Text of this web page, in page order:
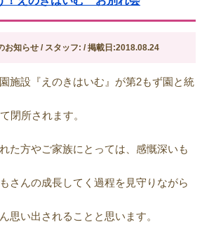
知らせ / スタッフ: / 掲載日:2018.08.24
施設『えのきはいむ』が第2もず園と統
閉所されます。
た方やご家族にとっては、感慨深いも
さんの成長してく過程を見守りながら
思い出されることと思います。